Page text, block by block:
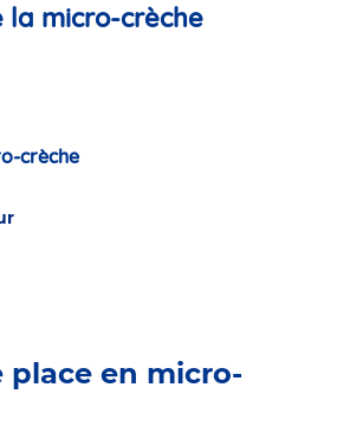
la micro-crèche
crèche
place en micro-